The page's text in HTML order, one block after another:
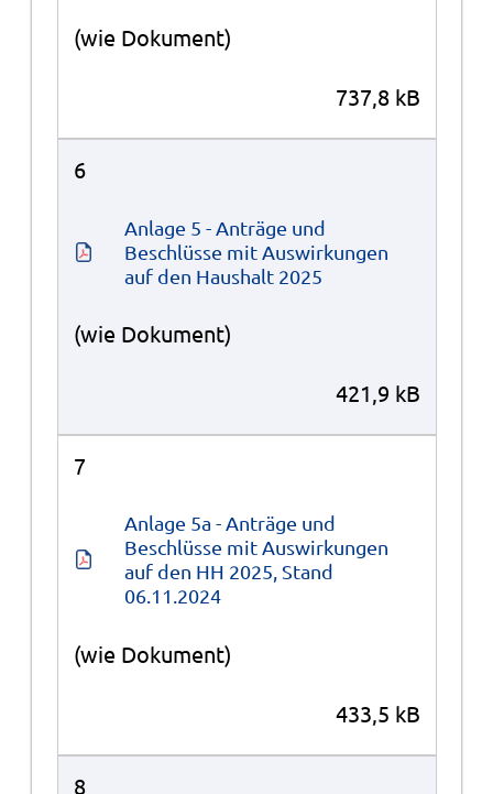
(wie Dokument)
737,8 kB
6
Anlage 5 - Anträge und
Beschlüsse mit Auswirkungen
auf den Haushalt 2025
(wie Dokument)
421,9 kB
7
Anlage 5a - Anträge und
Beschlüsse mit Auswirkungen
auf den HH 2025, Stand
06.11.2024
(wie Dokument)
433,5 kB
8